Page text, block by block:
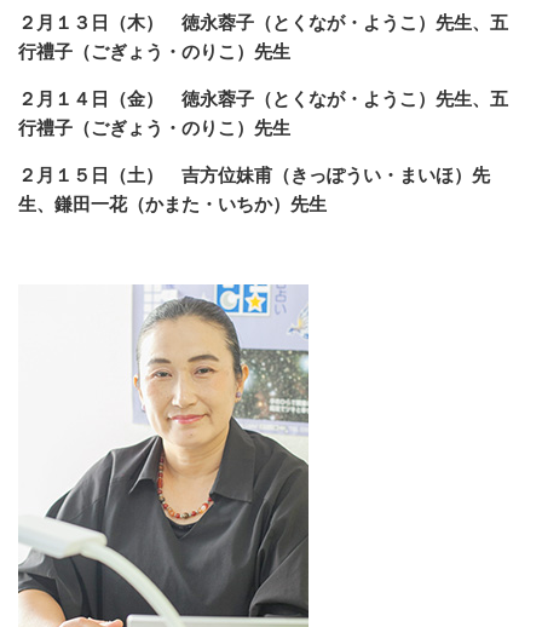
２月１３日（木） 徳永蓉子（とくなが・ようこ）先生、五
行禮子（ごぎょう・のりこ）先生
２月１４日（金） 徳永蓉子（とくなが・ようこ）先生、五
行禮子（ごぎょう・のりこ）先生
２月１５日（土） 吉方位妹甫（きっぽうい・まいほ）先
生、鎌田一花（かまた・いちか）先生